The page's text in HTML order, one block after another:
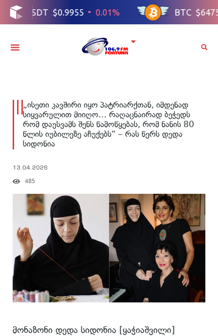
„ისე­თი კავშირი იყო პატრიარქთან, იმდენად
სიყვარულით მიიღო… რაღაცნაირად ბეჭედს
რომ დაუსვამს შენს წამოწყებას, რომ ნა­ნის 80
წლის იუ­ბი­ლე­ზე აჩუ­ქებს“ – რას წერს დედა
სიდონია
13.04.2026
485
მონაზონი დედა სიდონია [ყაჭიაშვილი]